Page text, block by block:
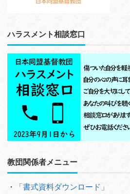
ハラスメント相談窓口
教団関係者メニュー
・ 「書式資料ダウンロード」